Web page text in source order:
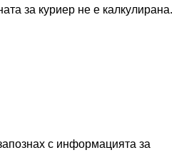
за куриер не е калкулирана.
с информацията за